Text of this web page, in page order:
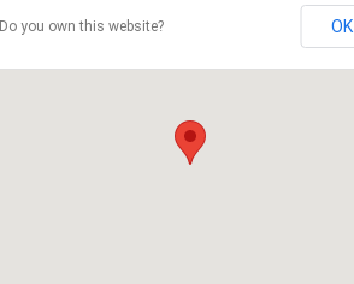
Do you own this website? OK